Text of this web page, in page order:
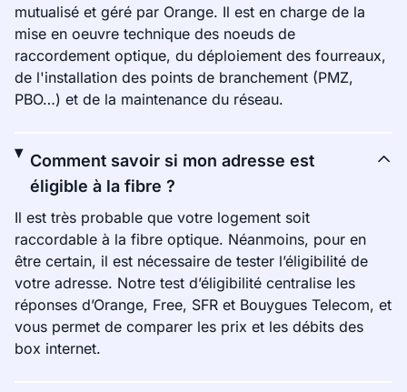
mutualisé et géré par Orange. Il est en charge de la
mise en oeuvre technique des noeuds de
raccordement optique, du déploiement des fourreaux,
de l'installation des points de branchement (PMZ,
PBO…) et de la maintenance du réseau.
Comment savoir si mon adresse est
éligible à la fibre ?
Il est très probable que votre logement soit
raccordable à la fibre optique. Néanmoins, pour en
être certain, il est nécessaire de tester l’éligibilité de
votre adresse. Notre test d’éligibilité centralise les
réponses d’Orange, Free, SFR et Bouygues Telecom, et
vous permet de comparer les prix et les débits des
box internet.